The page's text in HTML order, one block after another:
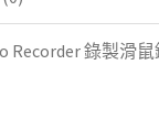
Recorder 錄製滑鼠